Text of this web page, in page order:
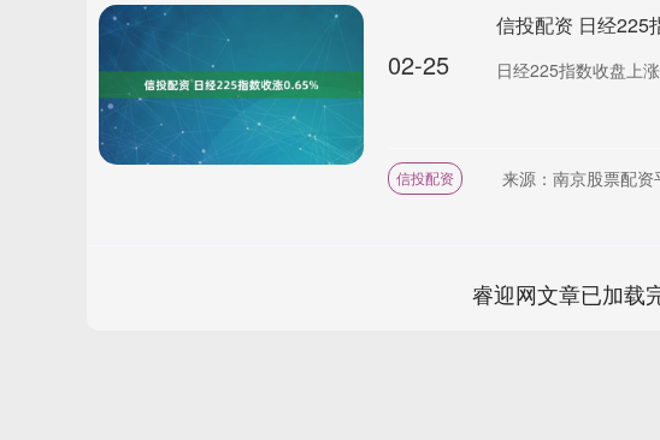
02-25
信投配资 日经225
日经225指数收盘上
信投配资 来源：南京股票配资
睿迎网文章已加载